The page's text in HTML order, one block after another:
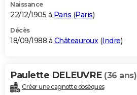
Naissance
22/12/1905 à Paris (Paris)
Décès
18/09/1988 à Châteauroux(Indre)
Paulette DELEUVRE (36 ans)
Créer une cagnotte obsèques